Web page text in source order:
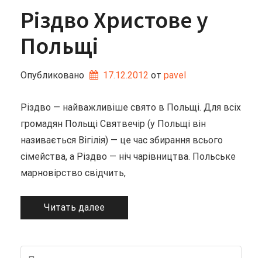
Різдво Христове у
Польщі
Опубликовано 17.12.2012 от pavel
Різдво — найважливіше свято в Польщі. Для всіх
громадян Польщі Святвечір (у Польщі він
називається Вігілія) — це час збирання всього
сімейства, а Різдво — ніч чарівництва. Польське
марновірство свідчить,
Читать далее